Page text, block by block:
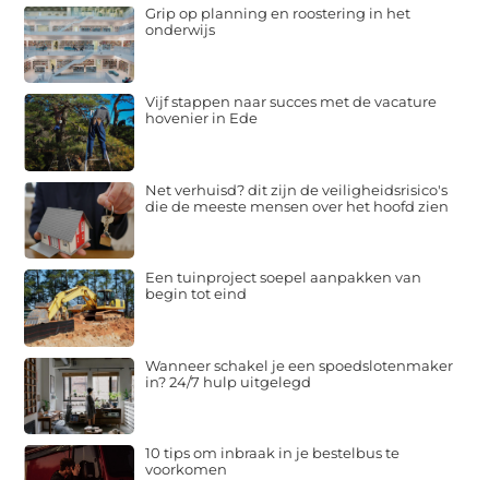
Grip op planning en roostering in het
onderwijs
Vijf stappen naar succes met de vacature
hovenier in Ede
Net verhuisd? dit zijn de veiligheidsrisico's
die de meeste mensen over het hoofd zien
Een tuinproject soepel aanpakken van
begin tot eind
Wanneer schakel je een spoedslotenmaker
in? 24/7 hulp uitgelegd
10 tips om inbraak in je bestelbus te
voorkomen